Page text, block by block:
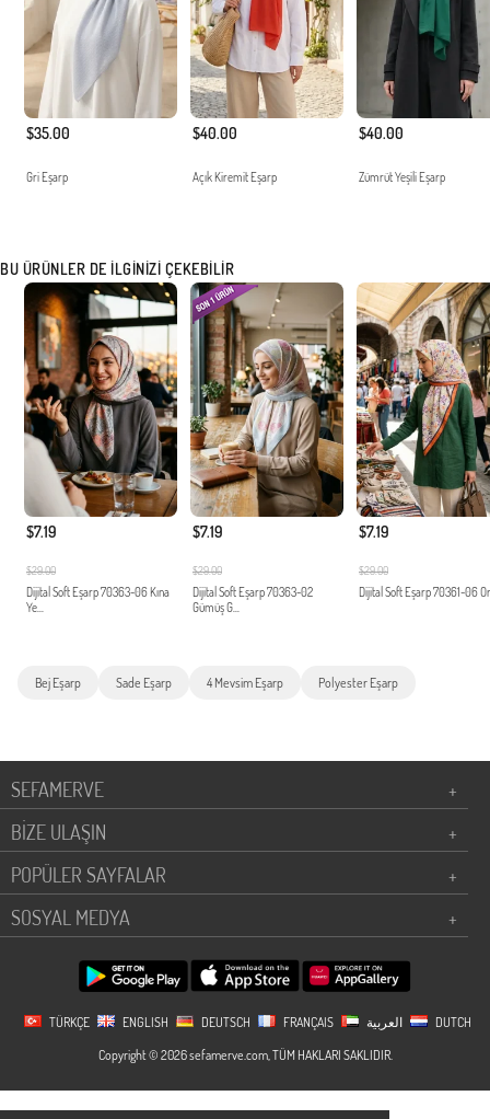
$35.00
Gri Eşarp
$40.00
Açık Kiremit Eşarp
$40.00
Zümrüt Yeşili Eşarp
BU ÜRÜNLER DE İLGINIZI ÇEKEBILIR
$7.19
$29.00
Dijital Soft Eşarp 70363-06 Kına
Ye...
$7.19
$29.00
Dijital Soft Eşarp 70363-02
Gümüş G...
$7.19
$29.00
Dijital Soft Eşarp 70361-06
Bej Eşarp Sade Eşarp 4 Mevsim Eşarp Polyester Eşarp
SEFAMERVE
+
BİZE ULAŞIN
+
POPÜLER SAYFALAR
+
SOSYAL MEDYA
+
TÜRKÇE ENGLISH DEUTSCH FRANÇAIS
DUTCH
Copyright © 2026 sefamerve.com, TÜM HAKLARI SAKLIDIR.